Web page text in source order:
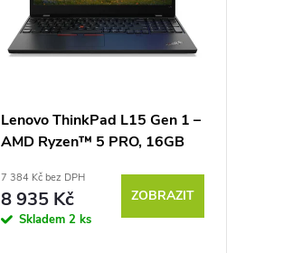
Lenovo ThinkPad L15 Gen 1 –
AMD Ryzen™ 5 PRO, 16GB
7 384 Kč bez DPH
8 935 Kč
Skladem 2 ks
ZOBRAZIT